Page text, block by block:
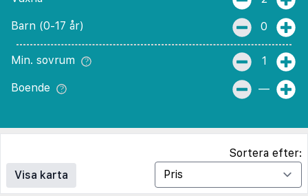
Barn (0-17 år) 0
Min. sovrum 1
Boende —
Visa karta
Sortera efter: